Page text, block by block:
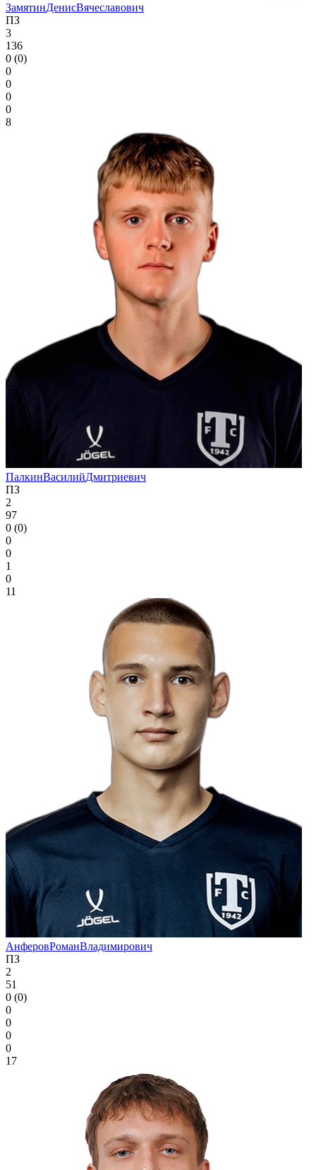
ЗамятинДенисВячеславович
ПЗ
3
136
0 (0)
0
0
0
0
8
ПалкинВасилийДмитриевич
ПЗ
2
97
0 (0)
0
0
1
0
11
АнферовРоманВладимирович
ПЗ
2
51
0 (0)
0
0
0
0
17